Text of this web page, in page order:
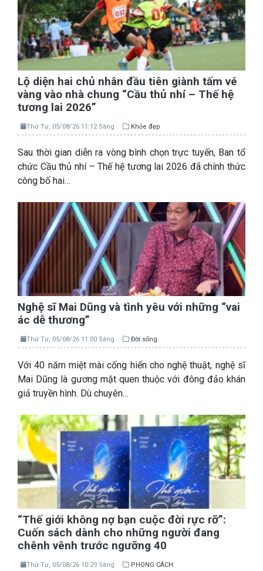
Lộ diện hai chủ nhân đầu tiên giành tấm vé
vàng vào nhà chung “Cầu thủ nhí – Thế hệ
tương lai 2026”
Thứ Tư, 05/08/26 11:12 Sáng Khỏe đẹp
Sau thời gian diễn ra vòng bình chọn trực tuyến, Ban tổ
chức Cầu thủ nhí – Thế hệ tương lai 2026 đã chính thức
công bố hai…
Nghệ sĩ Mai Dũng và tình yêu với những “vai
ác dễ thương”
Thứ Tư, 05/08/26 11:00 Sáng Đời sống
Với 40 năm miệt mài cống hiến cho nghệ thuật, nghệ sĩ
Mai Dũng là gương mặt quen thuộc với đông đảo khán
giả truyền hình. Dù chuyên…
“Thế giới không nợ bạn cuộc đời rực rỡ”:
Cuốn sách dành cho những người đang
chênh vênh trước ngưỡng 40
Thứ Tư, 05/08/26 10:29 Sáng PHONG CÁCH